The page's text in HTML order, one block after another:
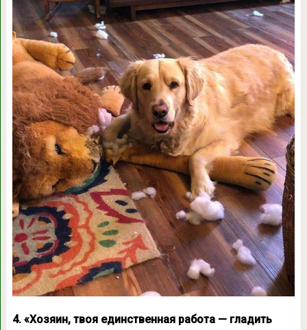
4. «Хозяин, твоя единственная работа — гладить